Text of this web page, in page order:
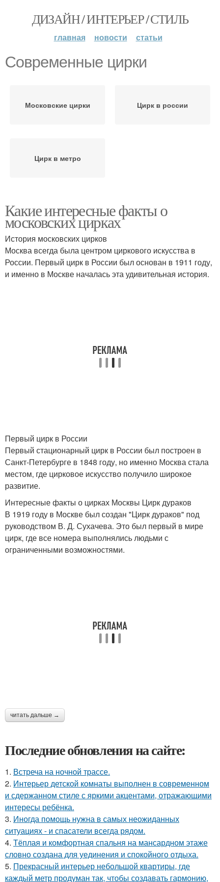
ДИЗАЙН / ИНТЕРЬЕР / СТИЛЬ
главная новости статьи
Современные цирки
Московские цирки Цирк в россии
Цирк в метро
Какие интересные факты о
московских цирках
История московских цирков
Москва всегда была центром циркового искусства в
России. Первый цирк в России был основан в 1911 году,
и именно в Москве началась эта удивительная история.
Первый цирк в России
Первый стационарный цирк в России был построен в
Санкт-Петербурге в 1848 году, но именно Москва стала
местом, где цирковое искусство получило широкое
развитие.
Интересные факты о цирках Москвы Цирк дураков
В 1919 году в Москве был создан "Цирк дураков" под
руководством В. Д. Сухачева. Это был первый в мире
цирк, где все номера выполнялись людьми с
ограниченными возможностями.
читать дальше →
Последние обновления на сайте:
1. Встреча на ночной трассе.
2. Интерьер детской комнаты выполнен в современном
и сдержанном стиле с яркими акцентами, отражающими
интересы ребёнка.
3. Иногда помощь нужна в самых неожиданных
ситуациях - и спасатели всегда рядом.
4. Тёплая и комфортная спальня на мансардном этаже
словно создана для уединения и спокойного отдыха.
5. Прекрасный интерьер небольшой квартиры, где
каждый метр продуман так, чтобы создавать гармонию,